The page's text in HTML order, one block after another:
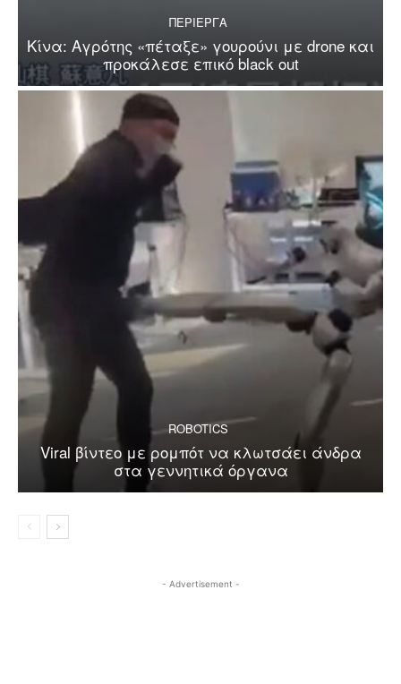
ΠΕΡΙΕΡΓΑ
Κίνα: Αγρότης «πέταξε» γουρούνι με drone και
προκάλεσε επικό black out
ROBOTICS
Viral βίντεο με ρομπότ να κλωτσάει άνδρα
στα γεννητικά όργανα
- Advertisement -